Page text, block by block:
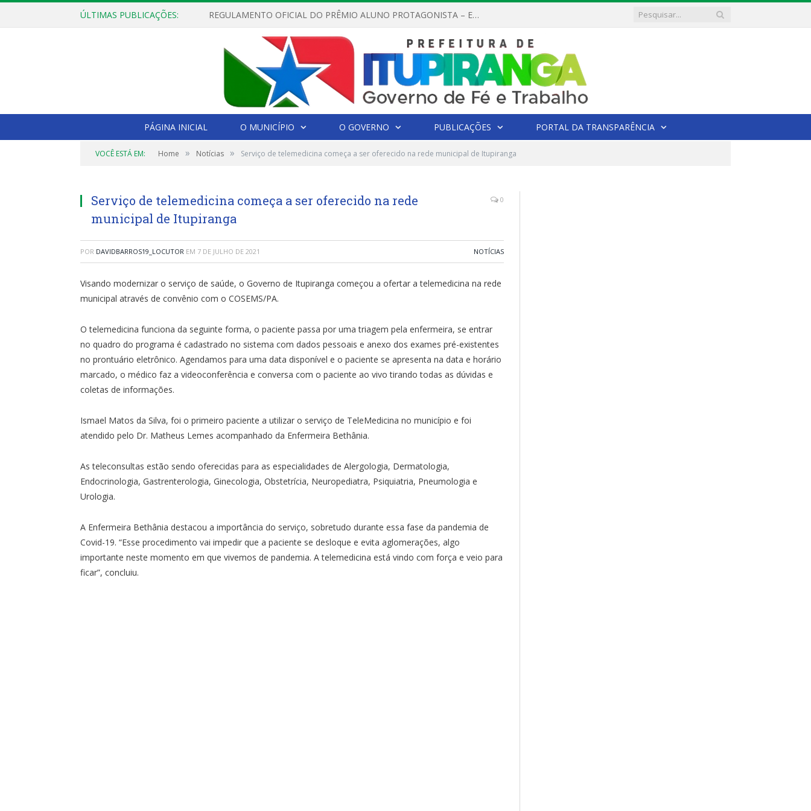
ÚLTIMAS PUBLICAÇÕES: REGULAMENTO OFICIAL DO PRÊMIO ALUNO PROTAGONISTA – EDIÇÃO 2026
PÁGINA INICIAL O MUNICÍPIO O GOVERNO PUBLICAÇÕES PORTAL DA TRANSPARÊNCIA
VOCÊ ESTÁ EM: Home » Notícias » Serviço de telemedicina começa a ser oferecido na rede municipal de Itupiranga
Serviço de telemedicina começa a ser oferecido na rede
municipal de Itupiranga
0
POR DAVIDBARROS19_LOCUTOR EM 7 DE JULHO DE 2021 NOTÍCIAS
Visando modernizar o serviço de saúde, o Governo de Itupiranga começou a ofertar a telemedicina na rede
municipal através de convênio com o COSEMS/PA.
O telemedicina funciona da seguinte forma, o paciente passa por uma triagem pela enfermeira, se entrar
no quadro do programa é cadastrado no sistema com dados pessoais e anexo dos exames pré-existentes
no prontuário eletrônico. Agendamos para uma data disponível e o paciente se apresenta na data e horário
marcado, o médico faz a videoconferência e conversa com o paciente ao vivo tirando todas as dúvidas e
coletas de informações.
Ismael Matos da Silva, foi o primeiro paciente a utilizar o serviço de TeleMedicina no município e foi
atendido pelo Dr. Matheus Lemes acompanhado da Enfermeira Bethânia.
As teleconsultas estão sendo oferecidas para as especialidades de Alergologia, Dermatologia,
Endocrinologia, Gastrenterologia, Ginecologia, Obstetrícia, Neuropediatra, Psiquiatria, Pneumologia e
Urologia.
A Enfermeira Bethânia destacou a importância do serviço, sobretudo durante essa fase da pandemia de
Covid-19. “Esse procedimento vai impedir que a paciente se desloque e evita aglomerações, algo
importante neste momento em que vivemos de pandemia. A telemedicina está vindo com força e veio para
ficar”, concluiu.